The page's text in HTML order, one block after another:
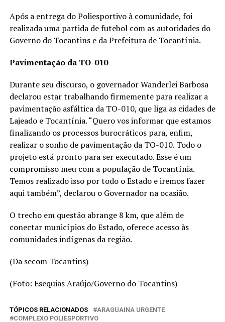
Após a entrega do Poliesportivo à comunidade, foi
realizada uma partida de futebol com as autoridades do
Governo do Tocantins e da Prefeitura de Tocantínia.
Pavimentação da TO-010
Durante seu discurso, o governador Wanderlei Barbosa
declarou estar trabalhando firmemente para realizar a
pavimentação asfáltica da TO-010, que liga as cidades de
Lajeado e Tocantínia. “Quero vos informar que estamos
finalizando os processos burocráticos para, enfim,
realizar o sonho de pavimentação da TO-010. Todo o
projeto está pronto para ser executado. Esse é um
compromisso meu com a população de Tocantínia.
Temos realizado isso por todo o Estado e iremos fazer
aqui também”, declarou o Governador na ocasião.
O trecho em questão abrange 8 km, que além de
conectar municípios do Estado, oferece acesso às
comunidades indígenas da região.
(Da secom Tocantins)
(Foto: Esequias Araújo/Governo do Tocantins)
TÓPICOS RELACIONADOS
ARAGUAINA URGENTE
COMPLEXO POLIESPORTIVO